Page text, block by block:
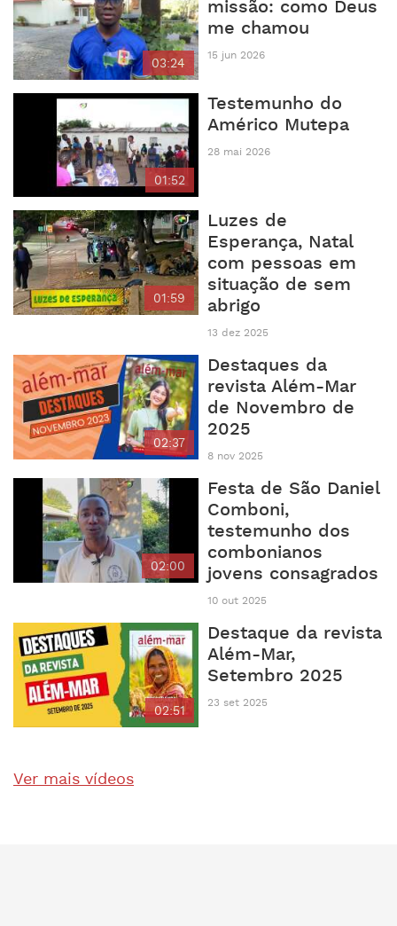
03:24
missão: como Deus
me chamou
15 jun 2026
01:52
Testemunho do
Américo Mutepa
28 mai 2026
01:59
Luzes de
Esperança, Natal
com pessoas em
situação de sem
abrigo
13 dez 2025
02:37
Destaques da
revista Além-Mar
de Novembro de
2025
8 nov 2025
02:00
Festa de São Daniel
Comboni,
testemunho dos
combonianos
jovens consagrados
10 out 2025
02:51
Destaque da revista
Além-Mar,
Setembro 2025
23 set 2025
Ver mais vídeos